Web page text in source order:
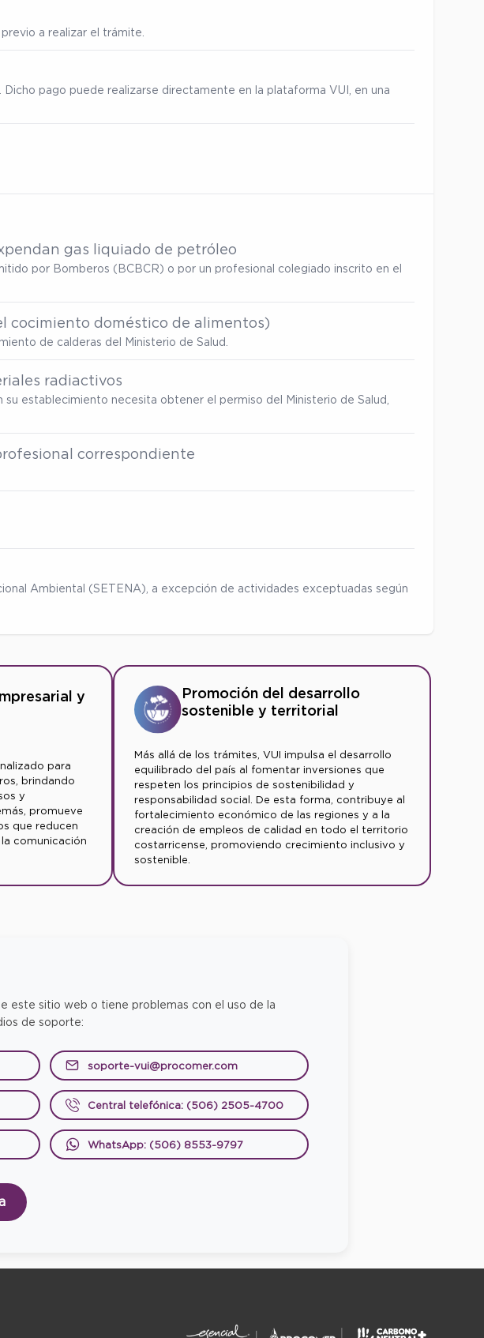
a realizar el trámite.
pago puede realizarse directamente en la plataforma VUI, en una
gas liquiado de petróleo
por Bomberos (BCBCR) o por un profesional colegiado inscrito en el
cocimiento doméstico de alimentos)
de calderas del Ministerio de Salud.
radiactivos
establecimiento necesita obtener el permiso del Ministerio de Salud,
correspondiente
Ambiental (SETENA), a excepción de actividades exceptuadas según
y
para
brindando
y
promueve
que reducen
comunicación
Promoción del desarrollo
sostenible y territorial
Más allá de los trámites, VUI impulsa el desarrollo
equilibrado del país al fomentar inversiones que
respeten los principios de sostenibilidad y
responsabilidad social. De esta forma, contribuye al
fortalecimiento económico de las regiones y a la
creación de empleos de calidad en todo el territorio
costarricense, promoviendo crecimiento inclusivo y
sostenible.
este sitio web o tiene problemas con el uso de la
de soporte:
soporte-vui@procomer.com
Central telefónica: (506) 2505-4700
WhatsApp: (506) 8553-9797